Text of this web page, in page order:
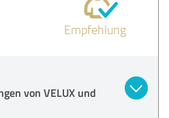
Empfehlung
von VELUX und